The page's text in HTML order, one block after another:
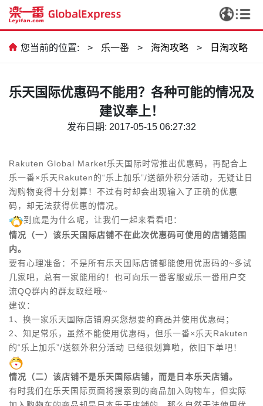
您当前的位置: > 乐一番 > 海淘攻略 > 日淘攻略
乐天国际优惠码不能用？各种可能的情况及
建议奉上！
发布日期: 2017-05-15 06:27:32
Rakuten Global Market乐天国际时常推出优惠码，再配合上
乐一番×乐天Rakuten的“乐上加乐”/送额外积分活动，无疑让日
淘购物变得十分划算！不过有时却会出现输入了正确的优惠
码，却无法获得优惠的情况。
到底是为什么呢，让我们一起来看看吧：
情况（一）该乐天国际店铺不在此次优惠码可使用的店铺范围
内。
要有心理准备：不是所有乐天国际店铺都能使用优惠码的~多试
几家吧，总有一家能用的！也可向乐一番客服或乐一番用户交
流QQ群内的群友取经哦~
建议：
1、换一家乐天国际店铺购买您想要的商品并使用优惠码；
2、知足常乐，虽然不能使用优惠码，但乐一番×乐天Rakuten
的“乐上加乐”/送额外积分活动 已经很划算啦，依旧下单吧！
情况（二）该店铺不是乐天国际店铺，而是日本乐天店铺。
有时我们在乐天国际页面将搜索到的商品加入购物车，但实际